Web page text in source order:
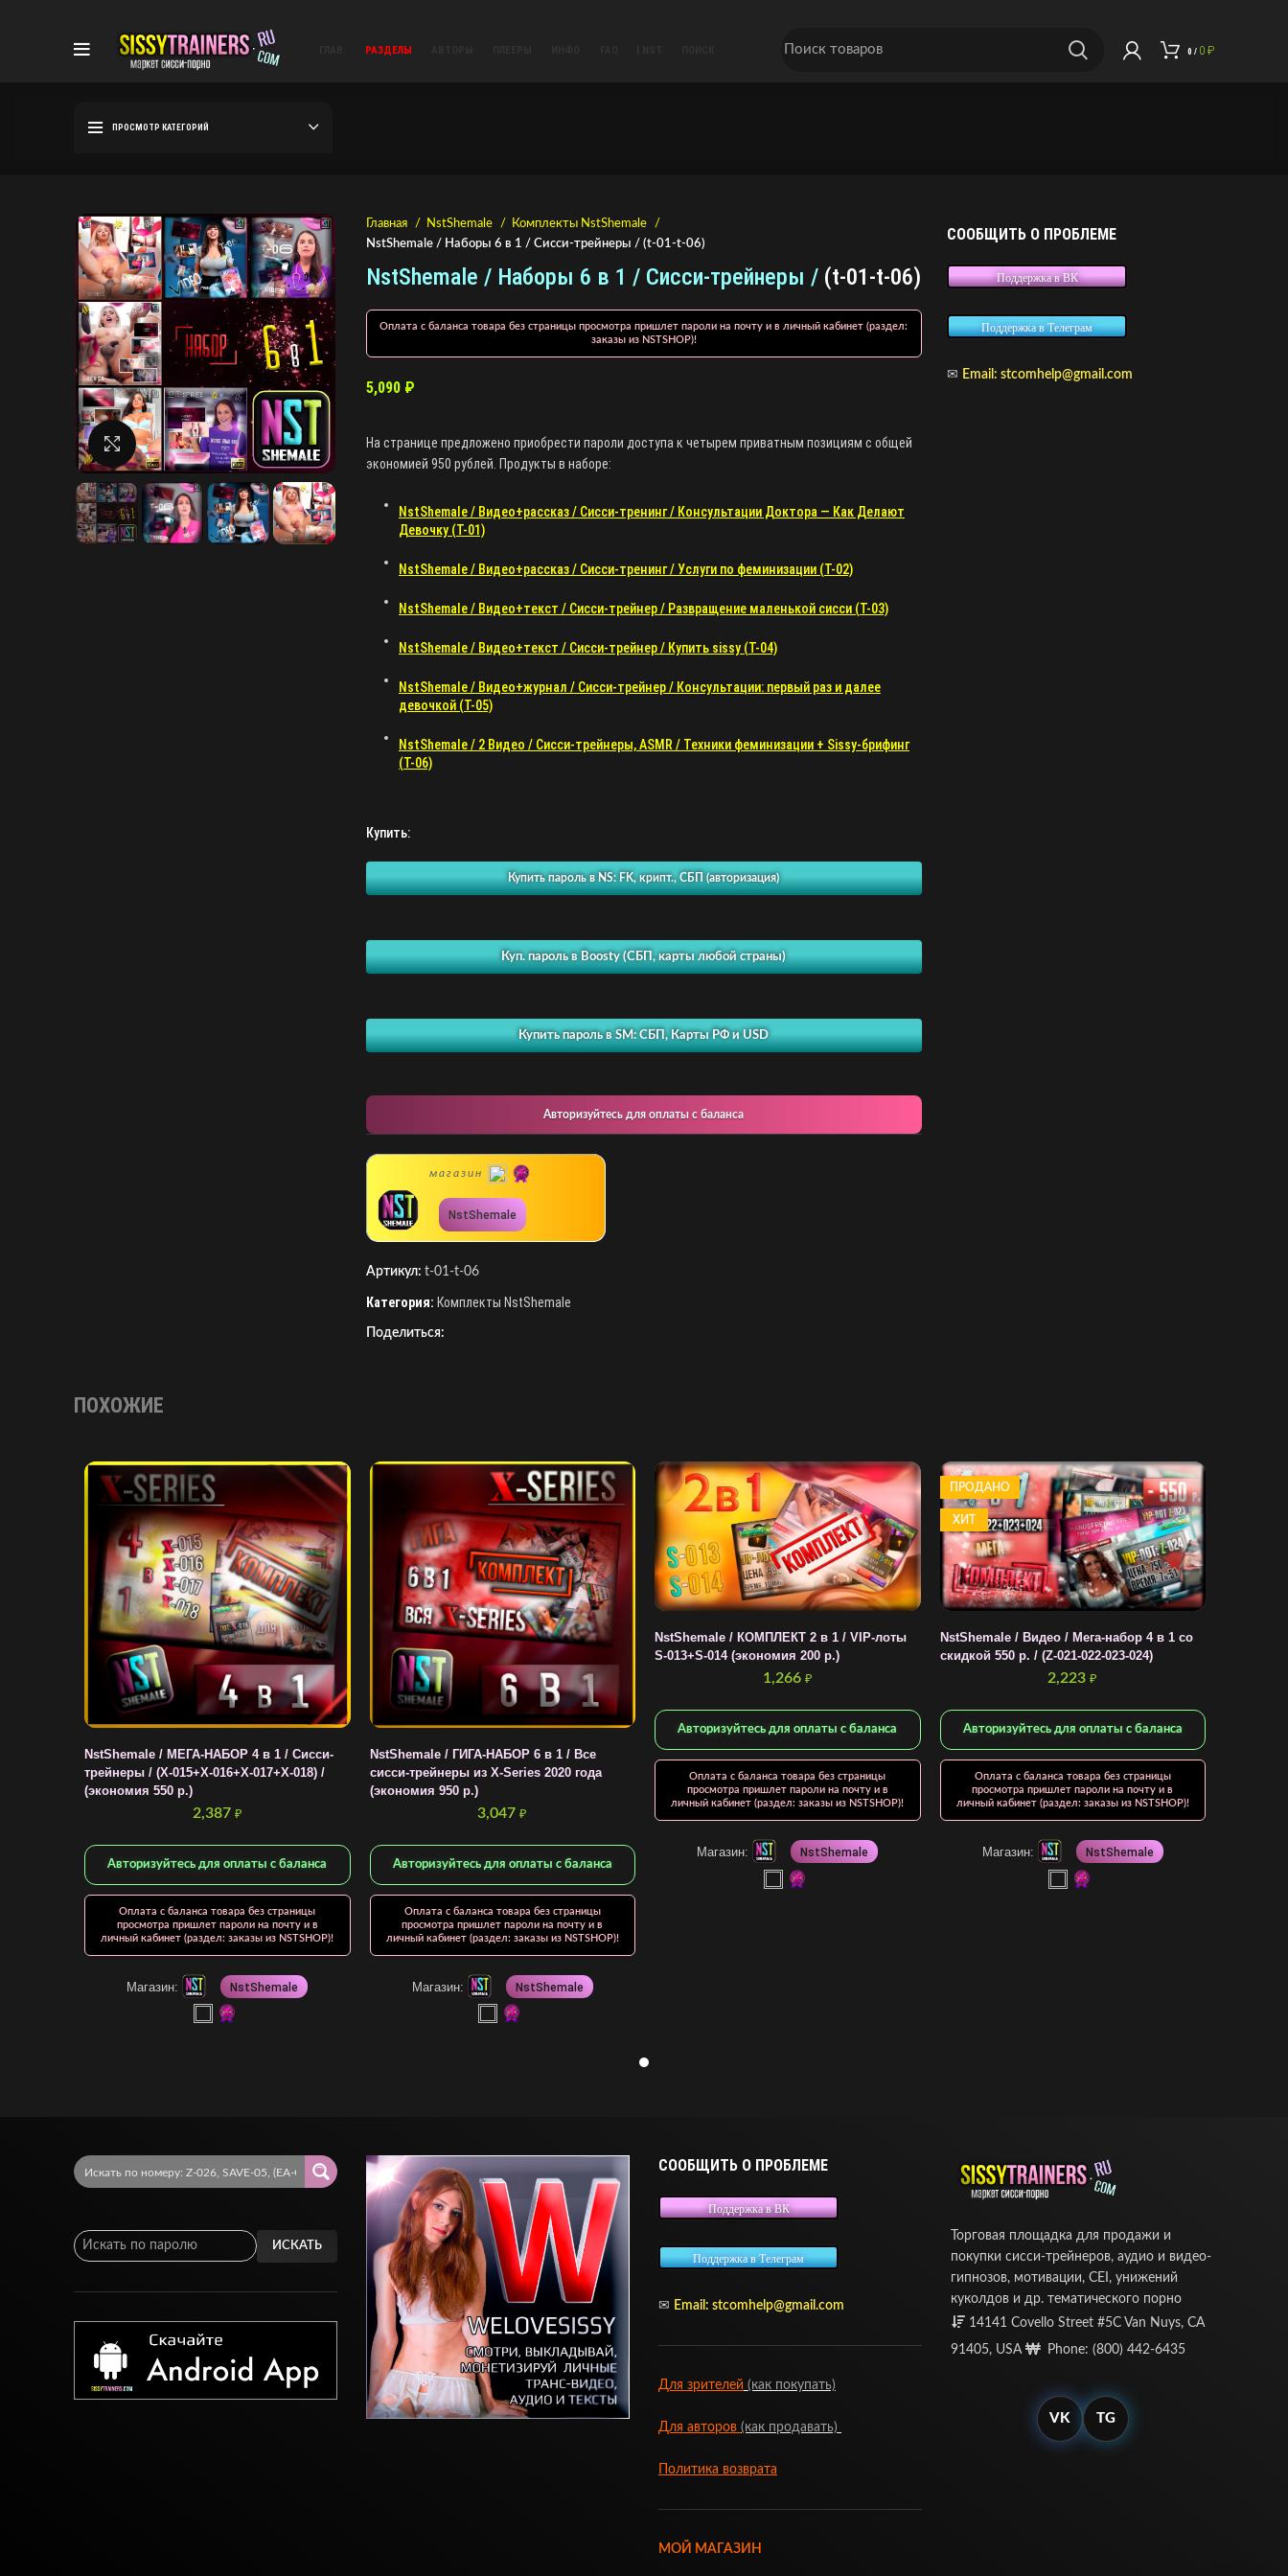
РАЗДЕЛЫ 0 / 0 ₽
ПРОСМОТР КАТЕГОРИЙ
Нажмите, чтобы увеличить
Главная NstShemale
Комплекты NstShemale
NstShemale / Наборы 6 в 1 / Сисси-трейнеры / (t-01-t-06)
NstShemale / Наборы 6 в 1 / Сисси-трейнеры /(t-01-t-06)
Оплата с баланса товара без страницы просмотра пришлет пароли на почту и в личный кабинет (раздел:
заказы из NSTSHOP)!
5,090 ₽
На странице предложено приобрести пароли доступа к четырем приватным позициям с общей
экономией 950 рублей. Продукты в наборе:
NstShemale / Видео+рассказ / Сисси-тренинг / Консультации Доктора — Как Делают
Девочку (T-01)
NstShemale / Видео+рассказ / Сисси-тренинг / Услуги по феминизации (T-02)
NstShemale / Видео+текст / Сисси-трейнер / Развращение маленькой сисси (T-03)
NstShemale / Видео+текст / Сисси-трейнер / Купить sissy (T-04)
NstShemale / Видео+журнал / Сисси-трейнер / Консультации: первый раз и далее
девочкой (T-05)
NstShemale / 2 Видео / Сисси-трейнеры, ASMR / Техники феминизации + Sissy-брифинг
(T-06)
Купить:
Купить пароль в NS: FK, крипт., СБП (авторизация)
Куп. пароль в Boosty (СБП, карты любой страны)
Купить пароль в SM: СБП, Карты РФ и USD
Авторизуйтесь для оплаты с баланса
магазин
NstShemale
Артикул: t-01-t-06
Категория: Комплекты NstShemale
Поделиться:
СООБЩИТЬ О ПРОБЛЕМЕ
Поддержка в ВК
Поддержка в Телеграм
✉ Email: stcomhelp@gmail.com
ПОХОЖИЕ
NstShemale / МЕГА-НАБОР 4 в 1 / Cисси-
трейнеры / (X-015+X-016+X-017+X-018) /
(экономия 550 р.)
2,387 ₽
Авторизуйтесь для оплаты с баланса
Оплата с баланса товара без страницы
просмотра пришлет пароли на почту и в
личный кабинет (раздел: заказы из NSTSHOP)!
Магазин: NstShemale
NstShemale / ГИГА-НАБОР 6 в 1 / Все
сисси-трейнеры из X-Series 2020 года
(экономия 950 р.)
3,047₽
Авторизуйтесь для оплаты с баланса
Оплата с баланса товара без страницы
просмотра пришлет пароли на почту и в
личный кабинет (раздел: заказы из NSTSHOP)!
Магазин: NstShemale
NstShemale / КОМПЛЕКТ 2 в 1 / VIP-лоты
S-013+S-014 (экономия 200 р.)
1,266 ₽
Авторизуйтесь для оплаты с баланса
Оплата с баланса товара без страницы
просмотра пришлет пароли на почту и в
личный кабинет (раздел: заказы из NSTSHOP)!
Магазин: NstShemale
ПРОДАНО
ХИТ
NstShemale / Видео / Мега-набор 4 в 1 со
скидкой 550 р. / (Z-021-022-023-024)
2,223₽
Авторизуйтесь для оплаты с баланса
Оплата с баланса товара без страницы
просмотра пришлет пароли на почту и в
личный кабинет (раздел: заказы из NSTSHOP)!
Магазин: NstShemale
ИСКАТЬ
СООБЩИТЬ О ПРОБЛЕМЕ
Поддержка в ВК
Поддержка в Телеграм
✉ Email: stcomhelp@gmail.com
Для зрителей (как покупать)
Для авторов (как продавать)
Политика возврата
МОЙ МАГАЗИН
Торговая площадка для продажи и
покупки сисси-трейнеров, аудио и видео-
гипнозов, мотивации, CEI, унижений
куколдов и др. тематического порно
14141 Covello Street #5C Van Nuys, CA
91405, USA
Phone: (800) 442-6435
VK TG